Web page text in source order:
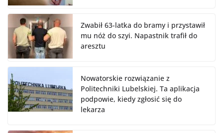
Zwabił 63-latka do bramy i przystawił
mu nóż do szyi. Napastnik trafił do
aresztu
Nowatorskie rozwiązanie z
Politechniki Lubelskiej. Ta aplikacja
podpowie, kiedy zgłosić się do
lekarza